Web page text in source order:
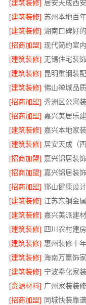
[建筑装修] 居安天成西
[建筑装修] 苏州本地百
[建筑装修]
[招商加盟]
[建筑装修]
[建筑装修]
[建筑装修] 佛山禅城品
[招商加盟]
[招商加盟] 嘉兴美居乐
[建筑装修] 嘉兴本地家
[建筑装修]
[招商加盟] 嘉兴锦居装
[招商加盟] 嘉兴锦居装
[招商加盟]
[建筑装修] 江苏东钢金
[建筑装修] 嘉兴美派建
[建筑装修]
[建筑装修] 惠州装修十
[建筑装修]
[建筑装修]
[资源材料] 广州家装装
[招商加盟] 同城快装靠